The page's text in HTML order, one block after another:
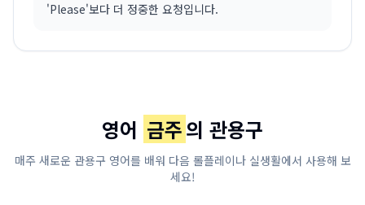
'Please'보다 더 정중한 요청입니다.
영어 금주의 관용구
매주 새로운 관용구 영어를 배워 다음 롤플레이나 실생활에서 사용해 보
세요!